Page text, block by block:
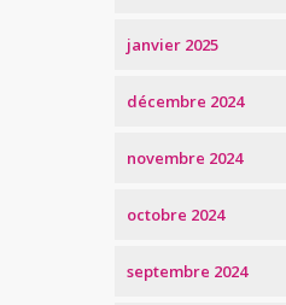
janvier 2025
décembre 2024
novembre 2024
octobre 2024
septembre 2024